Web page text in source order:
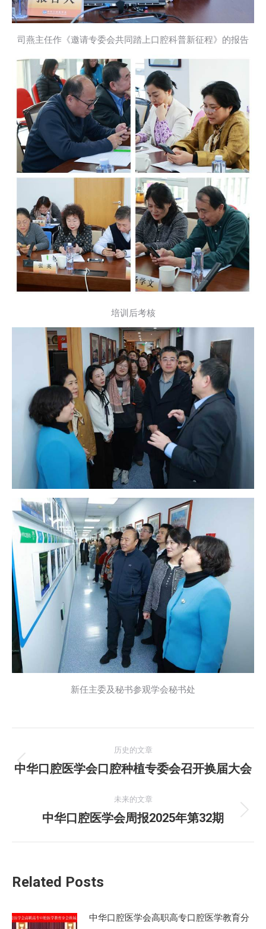
司燕主任作《邀请专委会共同踏上口腔科普新征程》的报告
培训后考核
新任主委及秘书参观学会秘书处
章
历史的文章
历
的
文
中华口腔医学会口腔种植专委会召开换届大会
未来的文章
未
中华口腔医学会周报2025年第32期
Related Posts
中华口腔医学会高职高专口腔医学教育分